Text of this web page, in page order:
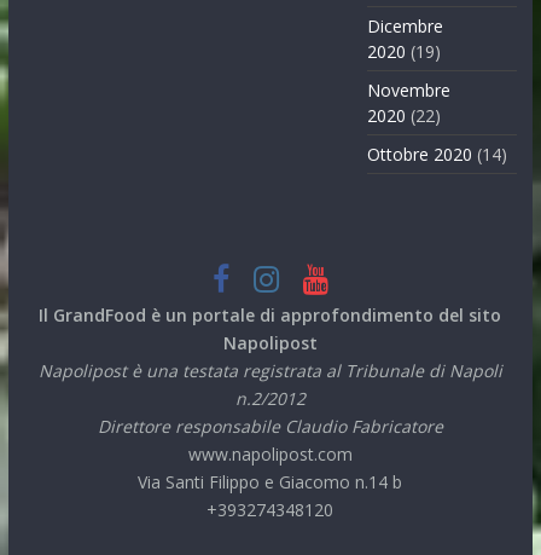
Dicembre
2020 (19)
Novembre
2020 (22)
Ottobre 2020 (14)
Il GrandFood è un portale di approfondimento del sito
Napolipost
Napolipost è una testata registrata al Tribunale di Napoli
n.2/2012
Direttore responsabile Claudio Fabricatore
www.napolipost.com
Via Santi Filippo e Giacomo n.14 b
+393274348120